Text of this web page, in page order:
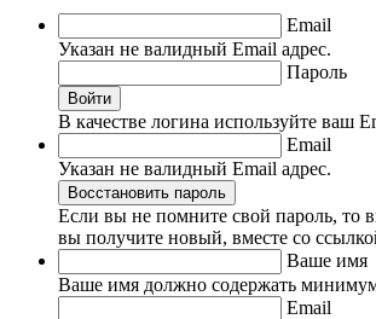
Email
Указан не валидный Email адрес.
Пароль
Войти
В качестве логина используйте ваш
Email
Указан не валидный Email адрес.
Восстановить пароль
Если вы не помните свой пароль, то
вы получите новый, вместе со
Ваше имя
Ваше имя должно содержать
Email